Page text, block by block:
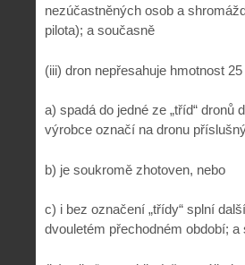
nezúčastněných osob a
pilota); a současně
(iii) dron nepřesahuje hmotnost
a) spadá do jedné ze „tříd“ dronů
výrobce označí na dronu
b) je soukromě zhotoven, nebo
c) i bez označení „třídy“ splní
dvouletém přechodném období; a